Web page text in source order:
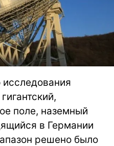
исследования
поле, наземный
в Германии
решено было